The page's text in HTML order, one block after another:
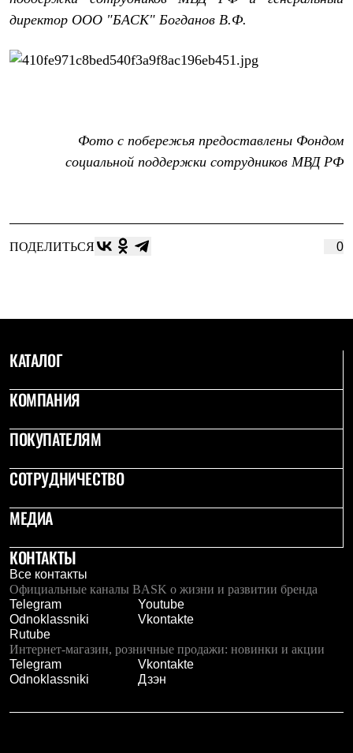
директор ООО "БАСК" Богданов В.Ф.
Фото с побережья предоставлены Фондом
социальной поддержки сотрудников МВД РФ
ПОДЕЛИТЬСЯ 0
КАТАЛОГ
КОМПАНИЯ
ПОКУПАТЕЛЯМ
СОТРУДНИЧЕСТВО
МЕДИА
КОНТАКТЫ
Все контакты
Официальные каналы BASK о жизни и развитии бренда
Telegram
Youtube
Odnoklassniki
Vkontakte
Rutube
Интернет-магазин, розничные продажи: новинки и акции
Telegram
Vkontakte
Odnoklassniki
Дзэн